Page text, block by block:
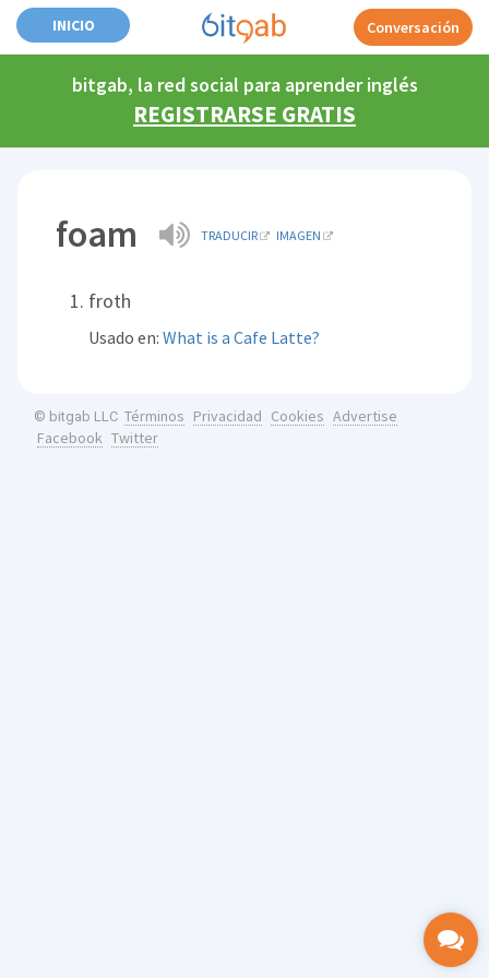
INICIO Conversación
bitgab, la red social para aprender inglés
REGISTRARSE GRATIS
foam TRADUCIR IMAGEN
froth
Usado en:What is a Cafe Latte?
© bitgab LLC Términos Privacidad Cookies Advertise
Facebook Twitter